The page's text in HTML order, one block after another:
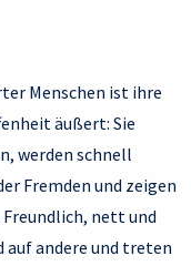
Menschen ist ihre
äußert: Sie
werden schnell
Fremden und zeigen
nett und
auf andere und treten